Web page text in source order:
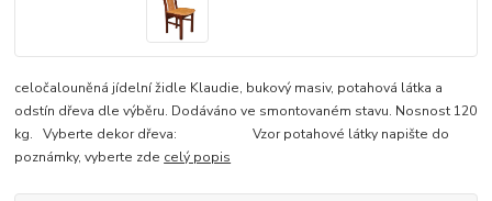
celočalouněná jídelní židle Klaudie, bukový masiv, potahová látka a
odstín dřeva dle výběru. Dodáváno ve smontovaném stavu. Nosnost 120
kg. Vyberte dekor dřeva: Vzor potahové látky napište do
poznámky, vyberte zde celý popis